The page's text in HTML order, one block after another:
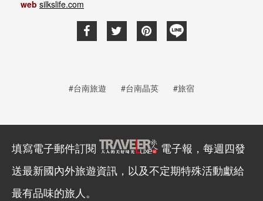
web silkslife.com
#台南旅遊 #台南晶英 #旅宿
填寫電子郵件訂閱
電子報，每週四發
送最新國內外旅遊資訊，以及不定期特殊活動獻給
最有品味的旅人。